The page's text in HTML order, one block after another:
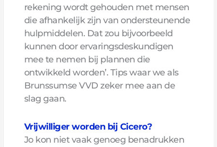
rekening wordt gehouden met mensen
die afhankelijk zijn van ondersteunende
hulpmiddelen. Dat zou bijvoorbeeld
kunnen door ervaringsdeskundigen
mee te nemen bij plannen die
ontwikkeld worden’. Tips waar we als
Brunssumse VVD zeker mee aan de
slag gaan.
Vrijwilliger worden bij Cicero?
Jo kon niet vaak genoeg benadrukken